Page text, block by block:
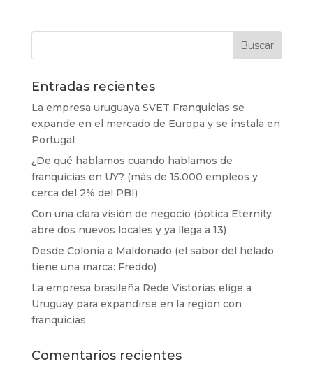
Entradas recientes
La empresa uruguaya SVET Franquicias se
expande en el mercado de Europa y se instala en
Portugal
¿De qué hablamos cuando hablamos de
franquicias en UY? (más de 15.000 empleos y
cerca del 2% del PBI)
Con una clara visión de negocio (óptica Eternity
abre dos nuevos locales y ya llega a 13)
Desde Colonia a Maldonado (el sabor del helado
tiene una marca: Freddo)
La empresa brasileña Rede Vistorias elige a
Uruguay para expandirse en la región con
franquicias
Comentarios recientes